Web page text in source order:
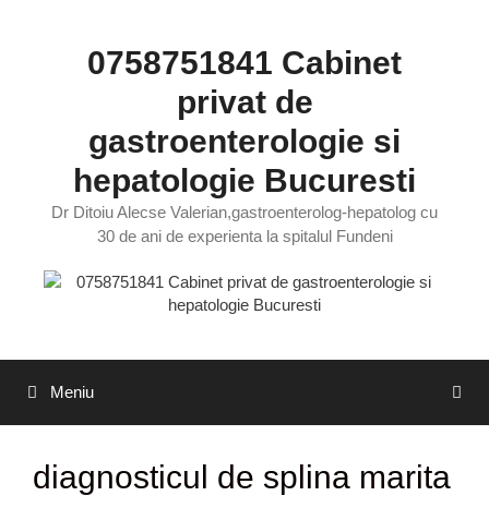
0758751841 Cabinet
privat de
gastroenterologie si
hepatologie Bucuresti
Dr Ditoiu Alecse Valerian,gastroenterolog-hepatolog cu
30 de ani de experienta la spitalul Fundeni
Meniu
diagnosticul de splina marita